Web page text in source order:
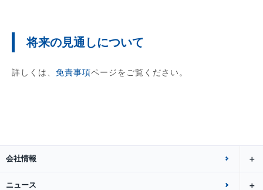
将来の見通しについて
詳しくは、 免責事項ページをご覧ください。
会社情報
ニュース